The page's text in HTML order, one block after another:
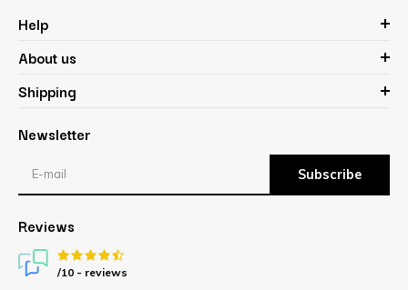
Help
About us
Shipping
Newsletter
Subscribe
Reviews
/10 - reviews